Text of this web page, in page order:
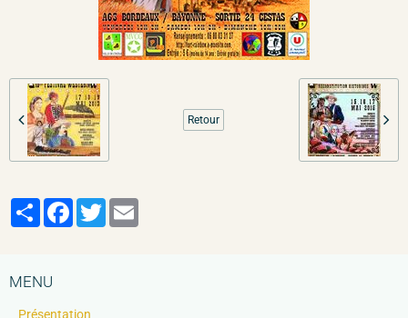
Retour
PartagerFacebook
Twitter
MENU
Présentation